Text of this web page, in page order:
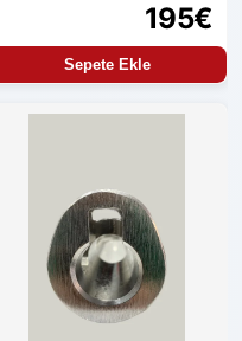
195€
Sepete Ekle